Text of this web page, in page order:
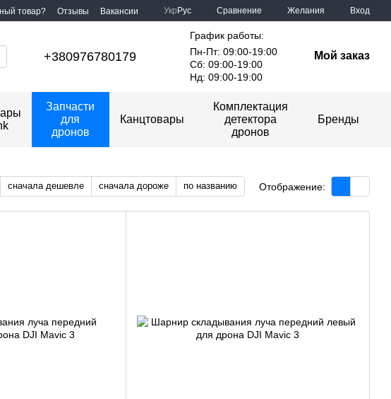
товар? Отзывы Вакансии Укр Рус Сравнение Желания Вход
+380976780179
График работы:
Пн-Пт: 09:00-19:00
Сб: 09:00-19:00
Нд: 09:00-19:00
Мой заказ
Запчасти
для
дронов
Канцтовары
Комплектация
детектора
дронов
Бренды
сначала дешевле сначала дороже по названию Отображение: